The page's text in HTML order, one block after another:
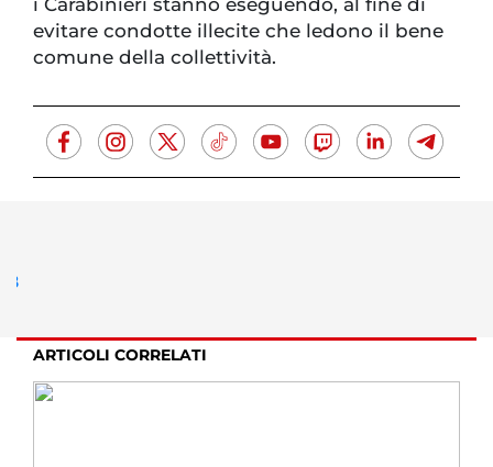
i Carabinieri stanno eseguendo, al fine di
evitare condotte illecite che ledono il bene
comune della collettività.
ARTICOLI CORRELATI